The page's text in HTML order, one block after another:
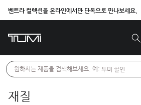
벤트라 컬렉션을 온라인에서만 단독으로 만나보세요.
원하시는 제품을 검색해보세요. 예: 투미 할인
재질